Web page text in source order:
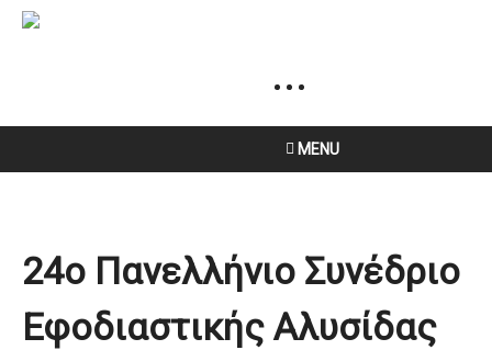
MENU
24ο Πανελλήνιο Συνέδριο
Εφοδιαστικής Aλυσίδας